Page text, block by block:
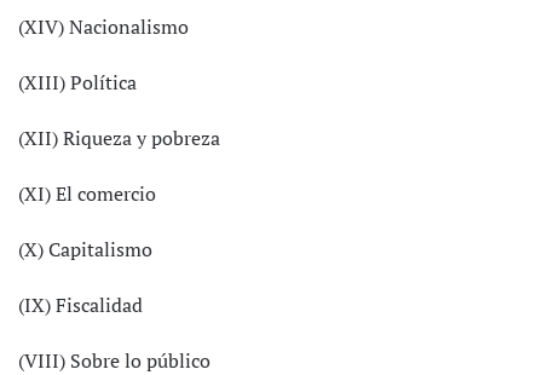
(XIV) Nacionalismo
(XIII) Política
(XII) Riqueza y pobreza
(XI) El comercio
(X) Capitalismo
(IX) Fiscalidad
(VIII) Sobre lo público